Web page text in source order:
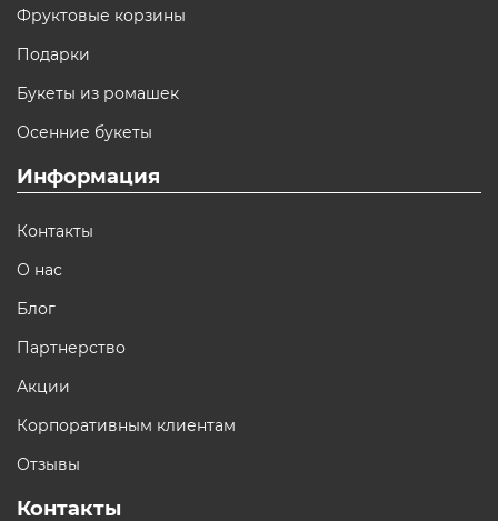
Фруктовые корзины
Подарки
Букеты из ромашек
Осенние букеты
Информация
Контакты
О нас
Блог
Партнерство
Акции
Корпоративным клиентам
Отзывы
Контакты